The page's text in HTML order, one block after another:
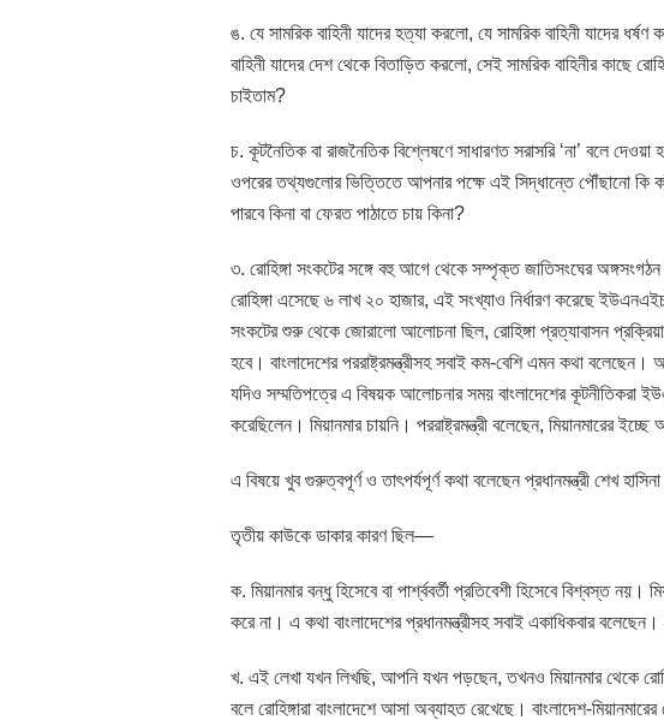
ঙ. যে সামরিক বাহিনী যাদের হত্যা করলো, যে সামরিক বাহিনী যাদের
বাহিনী যাদের দেশ থেকে বিতাড়িত করলো, সেই সামরিক বাহিনীর কাছে
চাইতাম?
চ. কূটনৈতিক বা রাজনৈতিক বিশ্লেষণে সাধারণত সরাসরি ‘না’ বলে
ওপরের তথ্যগুলোর ভিত্তিতে আপনার পক্ষে এই সিদ্ধান্তে পৌঁছানো কি
পারবে কিনা বা ফেরত পাঠাতে চায় কিনা?
৩. রোহিঙ্গা সংকটের সঙ্গে বহু আগে থেকে সম্পৃক্ত জাতিসংঘের
রোহিঙ্গা এসেছে ৬ লাখ ২০ হাজার, এই সংখ্যাও নির্ধারণ করেছে
সংকটের শুরু থেকে জোরালো আলোচনা ছিল, রোহিঙ্গা প্রত্যাবাসন
হবে। বাংলাদেশের পররাষ্ট্রমন্ত্রীসহ সবাই কম-বেশি এমন কথা
যদিও সম্মতিপত্রে এ বিষয়ক আলোচনার সময় বাংলাদেশের
করেছিলেন। মিয়ানমার চায়নি। পররাষ্ট্রমন্ত্রী বলেছেন, মিয়ানমারের
এ বিষয়ে খুব গুরুত্বপূর্ণ ও তাৎপর্যপূর্ণ কথা বলেছেন প্রধানমন্ত্রী শেখ
তৃতীয় কাউকে ডাকার কারণ ছিল—
ক. মিয়ানমার বন্ধু হিসেবে বা পার্শ্ববর্তী প্রতিবেশী হিসেবে বিশ্বস্ত
করে না। এ কথা বাংলাদেশের প্রধানমন্ত্রীসহ সবাই একাধিকবার
খ. এই লেখা যখন লিখছি, আপনি যখন পড়ছেন, তখনও মিয়ানমার থেকে
বলে রোহিঙ্গারা বাংলাদেশে আসা অব্যাহত রেখেছে। বাংলাদেশ-